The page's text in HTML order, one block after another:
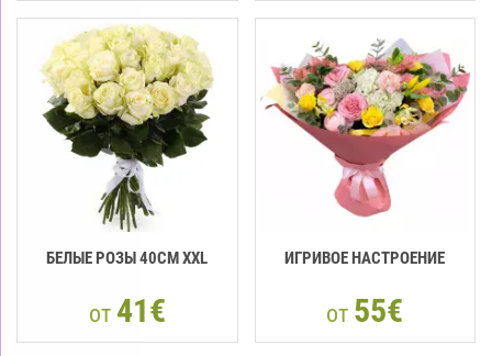
БЕЛЫЕ РОЗЫ 40СМ XXL
от 41€
ИГРИВОЕ НАСТРОЕНИЕ
от 55€